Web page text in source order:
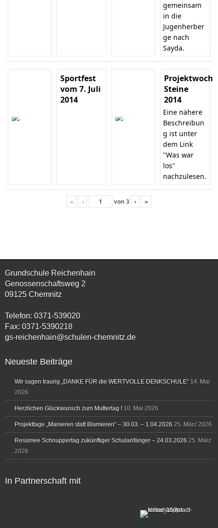
gemeinsam
in die
Jugenherber
ge nach
Sayda.
Sportfest
vom 7. Juli
2014
Projektwoche
Steine
2014
Eine nähere
Beschreibun
g ist unter
dem Link
"Was war
los"
nachzulesen.
« ‹ von 3 › »
Grundschule Reichenhain
Genossenschaftsweg 2
09125 Chemnitz
Telefon: 0371-539020
Fax: 0371-5390218
gs-reichenhain@schulen-chemnitz.de
Neueste Beiträge
Wir sagen traurig „DANKE FÜR die WERTVOLLE DENKSCHULE“ 14. Mai
2026
Herzlichen Glückwunsch zum Muttertag ! 10. Mai 2026
Projekttage „Manieren statt Blamieren“ – 30.03. – 1.04.2026 25. März 2026
Resümee Schnuppertag zukünftiger Schulanfänger – 24.03.2026 25. März
2026
In Partnerschaft mit